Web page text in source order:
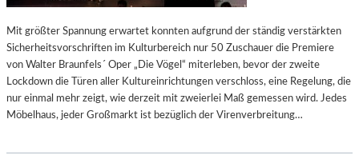
Mit größter Spannung erwartet konnten aufgrund der ständig verstärkten
Sicherheitsvorschriften im Kulturbereich nur 50 Zuschauer die Premiere
von Walter Braunfels´ Oper „Die Vögel“ miterleben, bevor der zweite
Lockdown die Türen aller Kultureinrichtungen verschloss, eine Regelung, die
nur einmal mehr zeigt, wie derzeit mit zweierlei Maß gemessen wird. Jedes
Möbelhaus, jeder Großmarkt ist bezüglich der Virenverbreitung…